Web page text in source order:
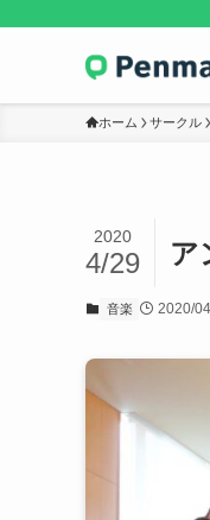
ホーム サークル
ア
2020
4/29
音楽 2020/